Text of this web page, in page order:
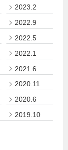
2023.2
2022.9
2022.5
2022.1
2021.6
2020.11
2020.6
2019.10